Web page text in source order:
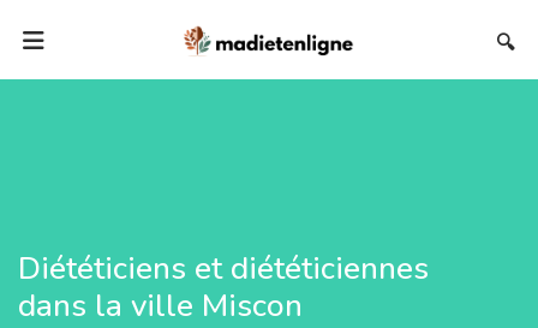
🔍
Diététiciens et diététiciennes
dans la ville Miscon